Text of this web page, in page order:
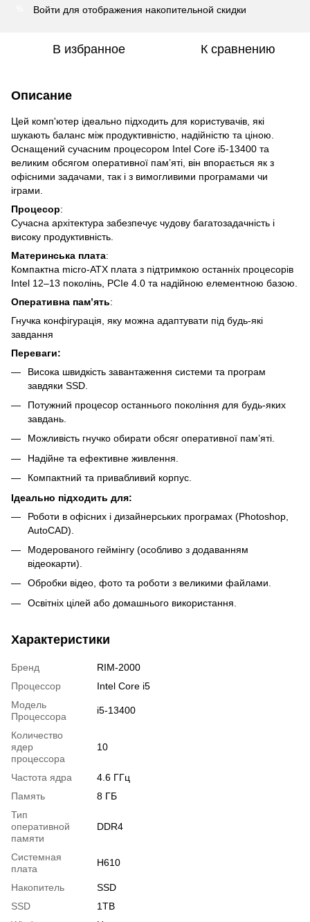
Войти для отображения накопительной скидки
В избранное К сравнению
Описание
Цей комп'ютер ідеально підходить для користувачів, які
шукають баланс між продуктивністю, надійністю та ціною.
Оснащений сучасним процесором Intel Core i5-13400 та
великим обсягом оперативної пам’яті, він впорається як з
офісними задачами, так і з вимогливими програмами чи
іграми.
Процесор:
Сучасна архітектура забезпечує чудову багатозадачність і
високу продуктивність.
Материнська плата:
Компактна micro-ATX плата з підтримкою останніх процесорів
Intel 12–13 поколінь, PCIe 4.0 та надійною елементною базою.
Оперативна пам’ять:
Гнучка конфігурація, яку можна адаптувати під будь-які
завдання
Переваги:
Висока швидкість завантаження системи та програм
завдяки SSD.
Потужний процесор останнього покоління для будь-яких
завдань.
Можливість гнучко обирати обсяг оперативної пам’яті.
Надійне та ефективне живлення.
Компактний та привабливий корпус.
Ідеально підходить для:
Роботи в офісних і дизайнерських програмах (Photoshop,
AutoCAD).
Модерованого геймінгу (особливо з додаванням
відеокарти).
Обробки відео, фото та роботи з великими файлами.
Освітніх цілей або домашнього використання.
Характеристики
Бренд
RIM-2000
Процессор
Intel Core i5
Модель
Процессора
i5-13400
Количество
ядер
процессора
10
Частота ядра
4.6 ГГц
Память
8 ГБ
Тип
оперативной
памяти
DDR4
Системная
плата
H610
Накопитель
SSD
SSD
1TB